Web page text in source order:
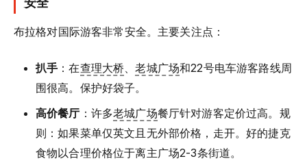
布拉格对国际游客非常安全。主要关注点：
扒手 ：在查理大桥、老城广场和22号电车游客路线周
围很高。保护好袋子。
高价餐厅 ：许多老城广场餐厅针对游客定价过高。规
则：如果菜单仅英文且无外部价格，走开。好的捷克
食物以合理价格位于离主广场2-3条街道。